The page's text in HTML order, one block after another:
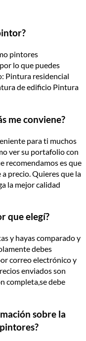
pintores
lo que puedes
Pintura residencial
de edificio Pintura
me conviene?
para ti muchos
ver su portafolio con
recomendamos es que
precio. Quieres que la
la mejor calidad
que elegí­?
y hayas comparado y
debes
correo electrónico y
enviados son
completa,se debe
sobre la